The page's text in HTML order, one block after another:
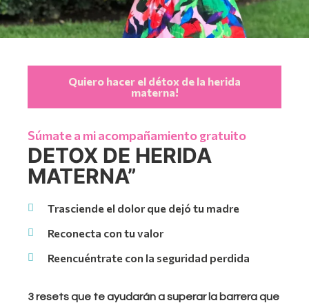
Quiero hacer el détox de la herida
materna!
Súmate a mi acompañamiento gratuito
DETOX DE HERIDA
MATERNA”
Trasciende el dolor que dejó tu madre
Reconecta con tu valor
Reencuéntrate con la seguridad perdida
3 resets que te ayudarán a superar la barrera que